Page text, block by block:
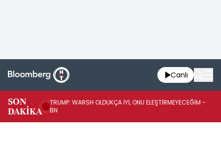
Canlı
SON
DAKİKA
TRUMP: WARSH OLDUKÇA İYİ, ONU ELEŞTİRMEYECEĞİM -
BN